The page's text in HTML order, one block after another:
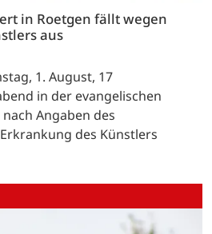
in Roetgen fällt wegen
aus
1. August, 17
in der evangelischen
Angaben des
des Künstlers